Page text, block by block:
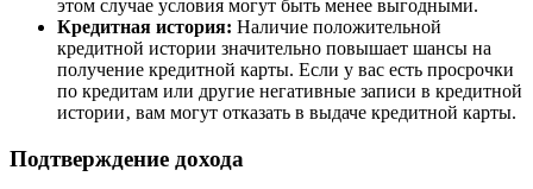
этом случае условия могут быть менее выгодными.
Кредитная история: Наличие положительной
кредитной истории значительно повышает шансы на
получение кредитной карты. Если у вас есть просрочки
по кредитам или другие негативные записи в кредитной
истории‚ вам могут отказать в выдаче кредитной карты.
Подтверждение дохода